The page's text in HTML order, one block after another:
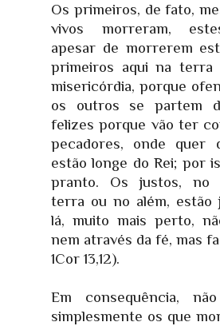
Os primeiros, de fato,
vivos morreram,
apesar de morrerem
primeiros aqui na terra
misericórdia, porque
os outros se partem
felizes porque vão ter
pecadores, onde quer
estão longe do Rei; por
pranto. Os justos, no
terra ou no além, estão
lá, muito mais perto,
nem através da fé, mas
1Cor 13,12).
Em consequência,
simplesmente os que